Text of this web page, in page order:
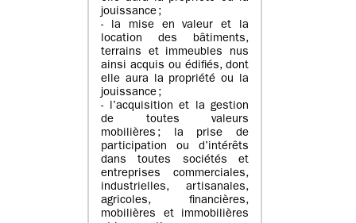
jouissance ;
- la mise en valeur et la
location des bâtiments,
terrains et immeubles nus
ainsi acquis ou édifiés, dont
elle aura la propriété ou la
jouissance ;
- l’acquisition et la gestion
de toutes valeurs
mobilières ; la prise de
participation ou d’intérêts
dans toutes sociétés et
entreprises commerciales,
industrielles, artisanales,
agricoles, financières,
mobilières et immobilières